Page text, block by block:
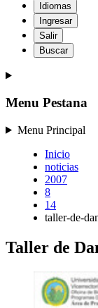
Idiomas
Ingresar
Salir
Buscar
Menu Pestana
Menu Principal
Inicio
noticias
2007
8
14
taller-de-
Taller de